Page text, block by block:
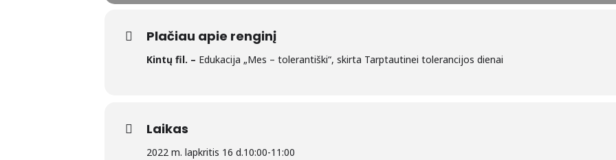
Plačiau apie renginį
Kintų fil. – Edukacija „Mes – tolerantiški“, skirta Tarptautinei tolerancijos dienai
Laikas
2022 m. lapkritis 16 d.10:00-11:00